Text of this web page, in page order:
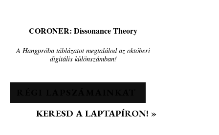
CORONER: Dissonance Theory
A Hangpróba táblázatot megtalálod az októberi
digitális különszámban!
KERESD A LAPTAPÍRON! »